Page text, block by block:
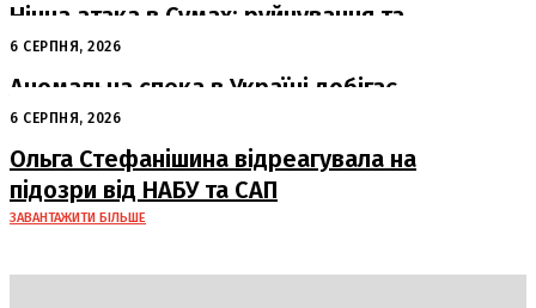
Нічна атака в Сумах: руйнування та
жертви від російських авіабомб
6 СЕРПНЯ, 2026
Аномальна спека в Україні добігає
кінця: очікується похолодання
6 СЕРПНЯ, 2026
Ольга Стефанішина відреагувала на
підозри від НАБУ та САП
ЗАВАНТАЖИТИ БІЛЬШЕ